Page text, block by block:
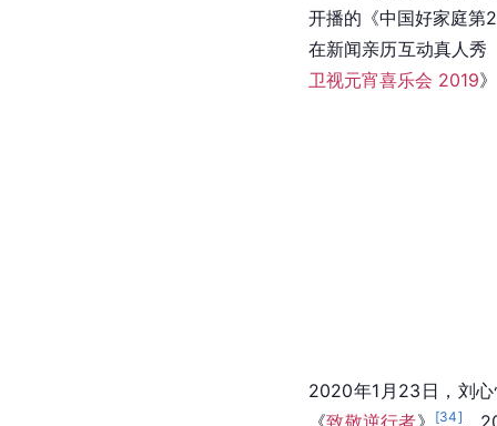
开播的《中国好家庭第
在新闻亲历互动真人秀
卫视元宵喜乐会 2019》
2020年1月23日，刘
[34]